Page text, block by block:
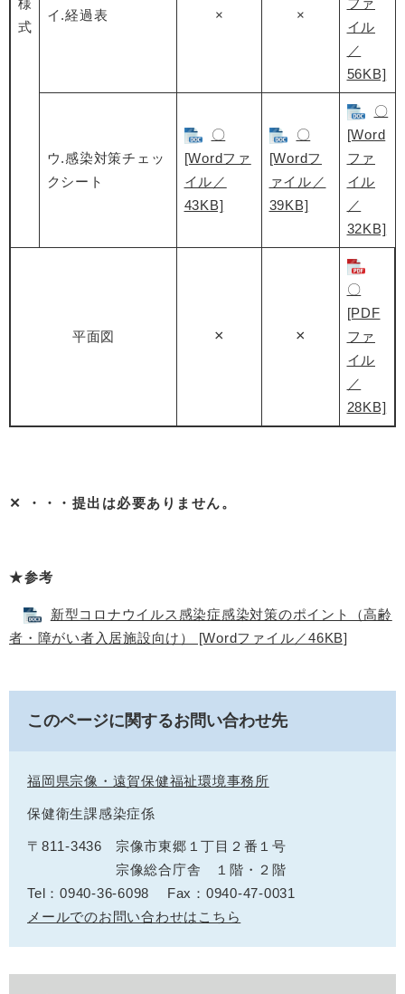
様
式
イ.経過表 × ×
ファ
イル
／
56KB]
ウ.感染対策チェッ
クシート
〇
[Wordファ
イル／
43KB]
〇
[Wordフ
ァイル／
39KB]
〇
[Word
ファ
イル
／
32KB]
平面図 × ×
〇
[PDF
ファ
イル
／
28KB]
✕ ・・・提出は必要ありません。
★参考
新型コロナウイルス感染症感染対策のポイント（高齢
者・障がい者入居施設向け） [Wordファイル／46KB]
このページに関するお問い合わせ先
福岡県宗像・遠賀保健福祉環境事務所
保健衛生課感染症係
〒811-3436
宗像市東郷１丁目２番１号
宗像総合庁舎 １階・２階
Tel：0940-36-6098
Fax：0940-47-0031
メールでのお問い合わせはこちら